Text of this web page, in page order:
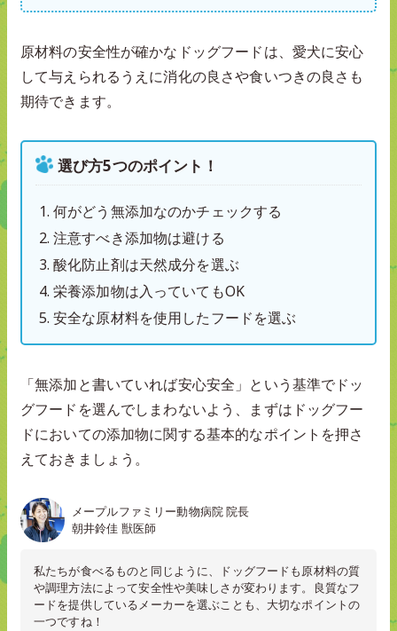
原材料の安全性が確かなドッグフードは、愛犬に安心
して与えられるうえに消化の良さや食いつきの良さも
期待できます。
選び方5つのポイント！
何がどう無添加なのかチェックする
注意すべき添加物は避ける
酸化防止剤は天然成分を選ぶ
栄養添加物は入っていてもOK
安全な原材料を使用したフードを選ぶ
「無添加と書いていれば安心安全」という基準でドッ
グフードを選んでしまわないよう、まずはドッグフー
ドにおいての添加物に関する基本的なポイントを押さ
えておきましょう。
メープルファミリー動物病院 院長
朝井鈴佳 獣医師
私たちが食べるものと同じように、ドッグフードも原材料の質
や調理方法によって安全性や美味しさが変わります。良質なフ
ードを提供しているメーカーを選ぶことも、大切なポイントの
一つですね！